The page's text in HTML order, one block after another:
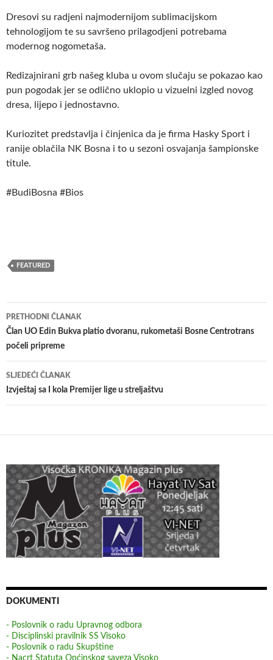
Dresovi su radjeni najmodernijom sublimacijskom
tehnologijom te su savršeno prilagodjeni potrebama
modernog nogometaša.
Redizajnirani grb našeg kluba u ovom slučaju se pokazao kao
pun pogodak jer se odlično uklopio u vizuelni izgled novog
dresa, lijepo i jednostavno.
Kuriozitet predstavlja i činjenica da je firma Hasky Sport i
ranije oblačila NK Bosna i to u sezoni osvajanja šampionske
titule.
#BudiBosna #Bios
FEATURED
Navigacija
članaka
PRETHODNI ČLANAK
Član UO Edin Bukva platio dvoranu, rukometaši Bosne Centrotrans
počeli pripreme
SLJEDEĆI ČLANAK
Izvještaj sa I kola Premijer lige u streljaštvu
DOKUMENTI
- Poslovnik o radu Upravnog odbora
- Disciplinski pravilnik SS Visoko
- Poslovnik o radu Skupštine
- Nacrt Statuta Općinskog saveza Visoko